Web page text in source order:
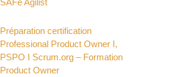
SAFe Agilist
Préparation certification
Professional Product Owner I,
PSPO I Scrum.org – Formation
Product Owner